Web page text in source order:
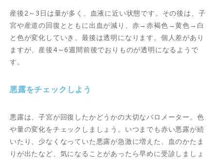
産後2～3日は量が多く、血液に近い状態です。その後は、子
宮や産道の回復とともに出血が減り、赤→赤褐色→黄色→白
と色が変化していき、最後は透明になります。個人差があり
ますが、産後4～6週間前後でおりものが透明になるようで
す。
悪露をチェックしよう
悪露は、子宮が回復したかどうかの大切なバロメーター。色
や量の変化をチェックしましょう。いつまでも赤い悪露が続
いたり、少なくなっていた悪露が急激に増えた、血のかたま
りが出たなど、気になることがあったら早めに受診しましょ